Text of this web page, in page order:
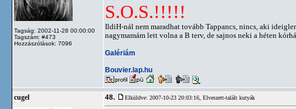
Tagság: 2002-11-28 00:00:00
Tagszám: #473
Hozzászólások: 7096
S.O.S.!!!!!
IldiH-nál nem maradhat tovább Tappancs, nincs, aki
nagymamám lett volna a B terv, de sajnos neki a héten
Galériám
Bouvier.lap.hu
cugel 48. Elküldve: 2007-10-23 20:03:16, Elveszett-talált kutyák